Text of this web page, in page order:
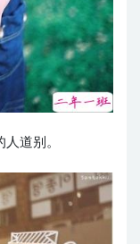
道别。